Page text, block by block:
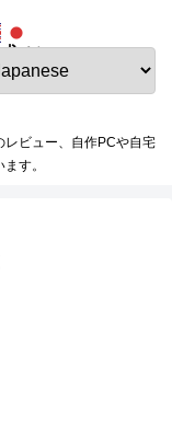
り
レビュー、自作PCや自宅
す。